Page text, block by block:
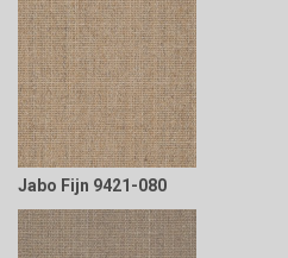
Jabo Fijn 9421-080